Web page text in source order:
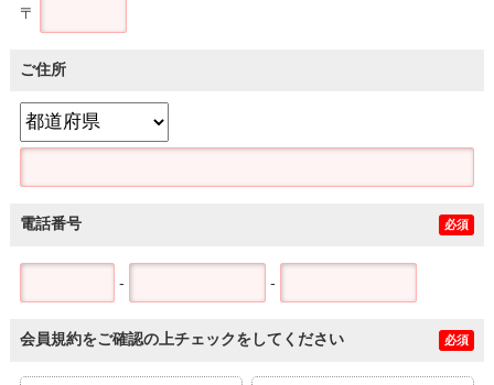
〒
ご住所
電話番号 必須
- -
会員規約をご確認の上チェックをしてください 必須